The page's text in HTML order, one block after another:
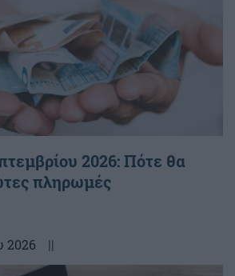
2026: Πότε θα
πληρωμές
2026 ||